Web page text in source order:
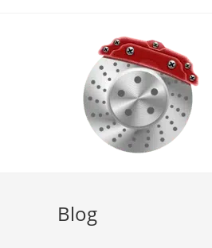
Blog